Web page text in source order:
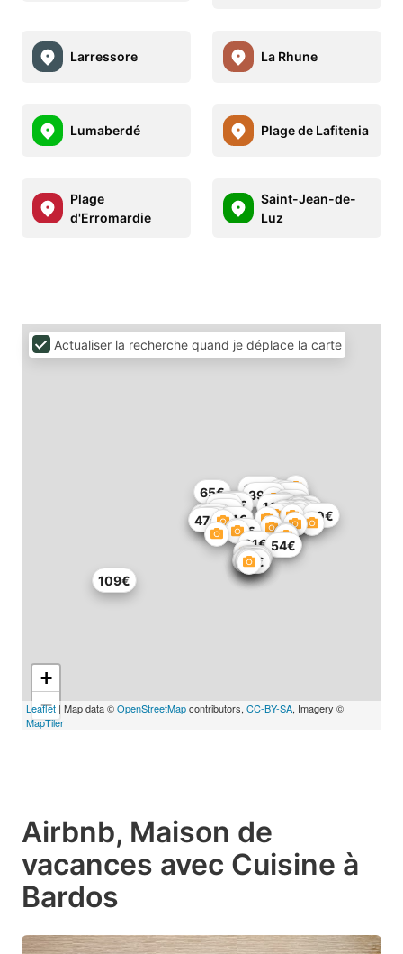
Larressore La Rhune
Lumaberdé Plage de Lafitenia
Plage
d'Erromardie
Saint-Jean-de-
Luz
2510€
147€
65€
70€
509€
68€
60€
47€
72€
180€
86€
54€
75€
65€
69€
1€
91€
146€
397€
84€
82€
70€ 166€
91€ 54€
60€
71€
85€
66€
109€
+
−
Leaflet | Map data ©OpenStreetMapcontributors, CC-BY-SA, Imagery ©
MapTiler
Actualiser la recherche quand je déplace la carte
Airbnb, Maison de
vacances avec Cuisine à
Bardos